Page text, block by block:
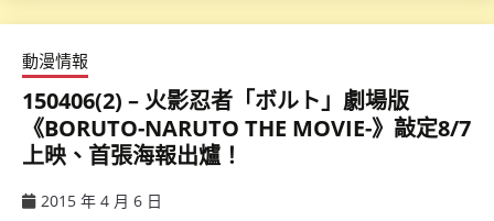
動漫情報
150406(2) – 火影忍者「ボルト」劇場版
《BORUTO-NARUTO THE MOVIE-》敲定8/7
上映、首張海報出爐！
2015 年 4 月 6 日